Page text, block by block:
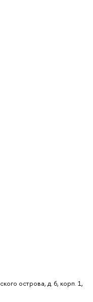
острова, д. 6, корп. 1,